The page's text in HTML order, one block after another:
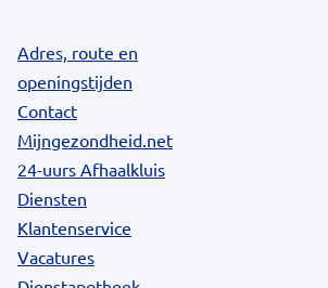
Adres, route en
openingstijden
Contact
Mijngezondheid.net
24-uurs Afhaalkluis
Diensten
Klantenservice
Vacatures